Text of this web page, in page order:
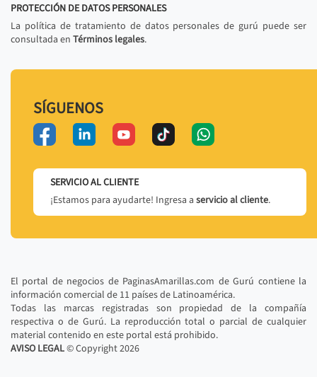
PROTECCIÓN DE DATOS PERSONALES
La política de tratamiento de datos personales de gurú puede ser
consultada en Términos legales.
SÍGUENOS
SERVICIO AL CLIENTE
¡Estamos para ayudarte! Ingresa a servicio al cliente.
El portal de negocios de PaginasAmarillas.com de Gurú contiene la
información comercial de 11 países de Latinoamérica.
Todas las marcas registradas son propiedad de la compañía
respectiva o de Gurú. La reproducción total o parcial de cualquier
material contenido en este portal está prohibido.
AVISO LEGAL© Copyright2026